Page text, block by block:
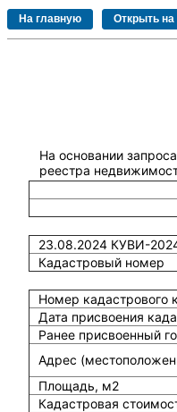
На основании
реестра
23.08.2024 КУВИ-
Кадастровый номер
Номер кадастрового
Дата присвоения
Ранее присвоенный
Адрес
Площадь, м2
Кадастровая